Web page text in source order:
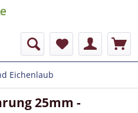
Eichenlaub
25mm -